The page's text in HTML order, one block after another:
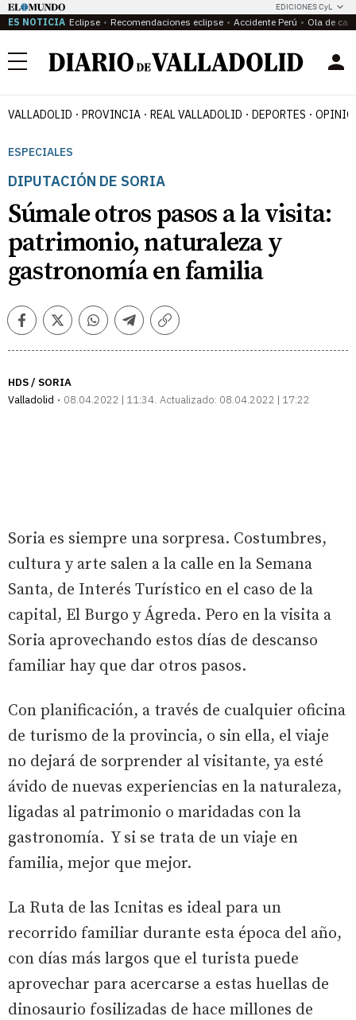
EDICIONES CyL
ES NOTICIA Eclipse Recomendaciones eclipse Accidente Perú Ola de
Menú
VALLADOLID PROVINCIA REAL VALLADOLID DEPORTES
ESPECIALES
DIPUTACIÓN DE SORIA
Súmale otros pasos a la visita:
patrimonio, naturaleza y
gastronomía en familia
FacebookTwitterWhatsappTelegramCopiar
HDS / SORIA
Valladolid
08.04.2022 | 11:34 Actualizado: 08.04.2022 | 17:22
Soria es siempre una sorpresa. Costumbres,
cultura y arte salen a la calle en la Semana
Santa, de Interés Turístico en el caso de la
capital, El Burgo y Ágreda. Pero en la visita a
Soria aprovechando estos días de descanso
familiar hay que dar otros pasos.
Con planificación, a través de cualquier oficina
de turismo de la provincia, o sin ella, el viaje
no dejará de sorprender al visitante, ya esté
ávido de nuevas experiencias en la naturaleza,
ligadas al patrimonio o maridadas con la
gastronomía. Y si se trata de un viaje en
familia, mejor que mejor.
La Ruta de las Icnitas es ideal para un
recorrido familiar durante esta época del año,
con días más largos que el turista puede
aprovechar para acercarse a estas huellas de
dinosaurio fosilizadas de hace millones de